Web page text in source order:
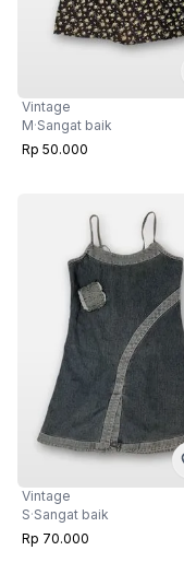
Vintage
M·Sangat baik
Rp 50.000
Vintage
S·Sangat baik
Rp 70.000